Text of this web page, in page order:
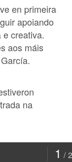
en primeira
apoiando
creativa.
aos máis
na
1 2